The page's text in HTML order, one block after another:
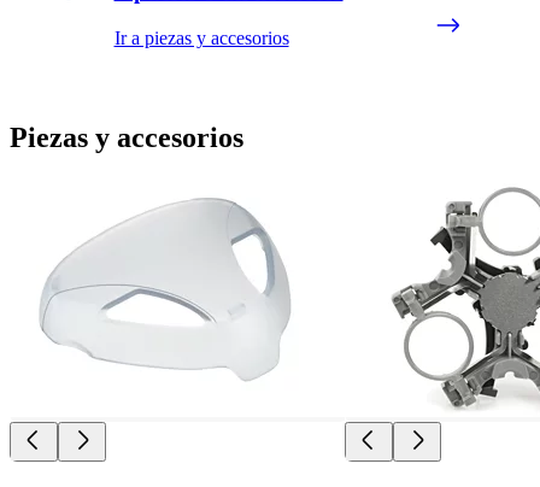
Ir a piezas y accesorios
Piezas y accesorios